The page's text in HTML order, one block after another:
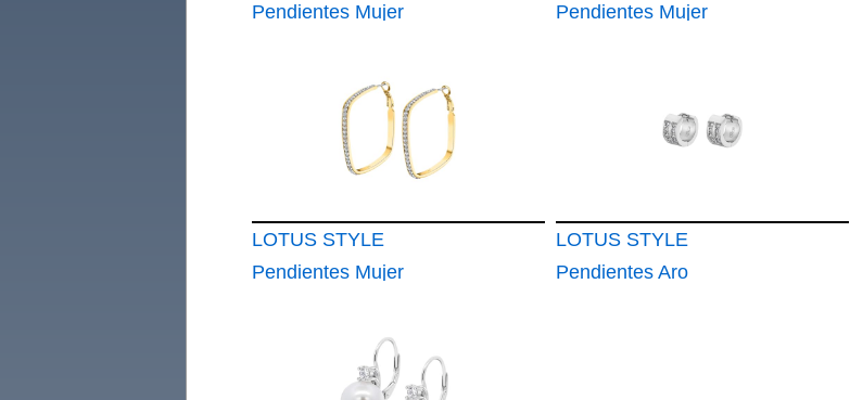
Pendientes Mujer
Pendientes Mujer
LOTUS STYLE
Pendientes Mujer
LOTUS STYLE
Pendientes Aro